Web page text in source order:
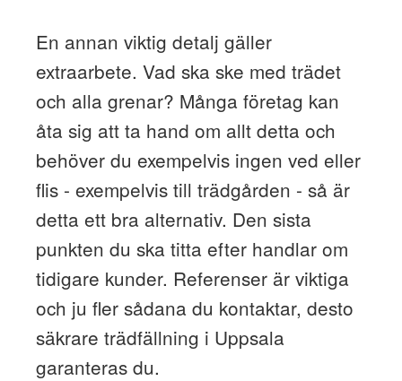
En annan viktig detalj gäller
extraarbete. Vad ska ske med trädet
och alla grenar? Många företag kan
åta sig att ta hand om allt detta och
behöver du exempelvis ingen ved eller
flis - exempelvis till trädgården - så är
detta ett bra alternativ. Den sista
punkten du ska titta efter handlar om
tidigare kunder. Referenser är viktiga
och ju fler sådana du kontaktar, desto
säkrare trädfällning i Uppsala
garanteras du.